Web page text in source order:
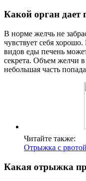
Какой орган дает
В норме желчь не
чувствует себя
видов еды печень
секрета. Объем желчи
небольшая часть
Читайте также:
Отрыжка с рвотой
Какая отрыжка